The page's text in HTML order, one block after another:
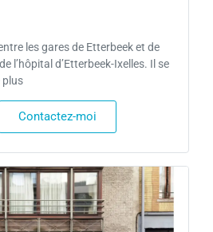
les gares de Etterbeek et de
l’hôpital d’Etterbeek-Ixelles. Il se
plus
Contactez-moi